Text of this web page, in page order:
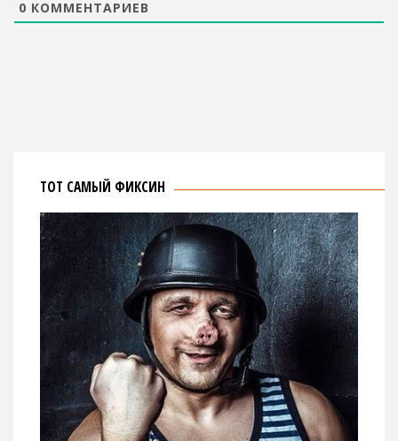
0 КОММЕНТАРИЕВ
ТОТ САМЫЙ ФИКСИН